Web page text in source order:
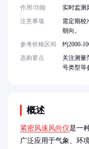
概述
紧密风速风向仪是一
广泛应用于气象、环
作用/功能
实时监测
注意事项
需定期校
朝向。
参考价格区间
约2000-
选购要点
关注测量
号类型等